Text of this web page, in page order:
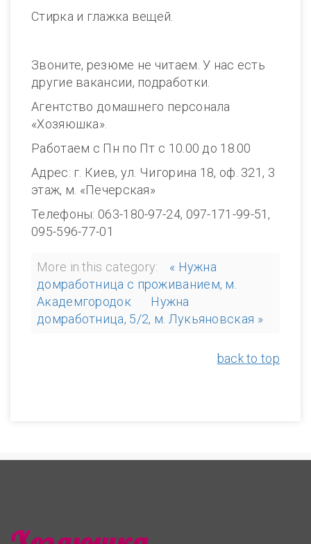
Стирка и глажка вещей.
Звоните, резюме не читаем. У нас есть
другие вакансии, подработки.
Агентство домашнего персонала
«Хозяюшка».
Работаем с Пн по Пт с 10.00 до 18.00
Адрес: г. Киев, ул. Чигорина 18, оф. 321, 3
этаж, м. «Печерская»
Телефоны: 063-180-97-24, 097-171-99-51,
095-596-77-01
More in this category:
« Нужна
домработница с проживанием, м.
Академгородок
Нужна
домработница, 5/2, м. Лукьяновская »
back to top